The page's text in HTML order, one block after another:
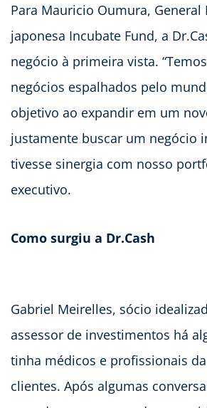
Para Mauricio Oumura, General
japonesa Incubate Fund, a
negócio à primeira vista.
negócios espalhados pelo
objetivo ao expandir em um
justamente buscar um negócio
tivesse sinergia com nosso
executivo.
Como surgiu a Dr.Cash
Gabriel Meirelles, sócio
assessor de investimentos há
tinha médicos e profissionais
clientes. Após algumas